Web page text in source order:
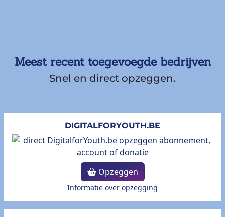
Meest recent toegevoegde bedrijven
Snel en direct opzeggen.
DIGITALFORYOUTH.BE
Opzeggen
Informatie over opzegging